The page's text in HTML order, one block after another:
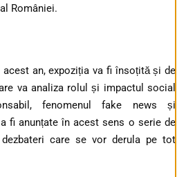
României.
acest an, expoziția va fi însoțită și de
va analiza rolul și impactul social
fenomenul fake news și
fi anunțate în acest sens o serie de
care se vor derula pe tot